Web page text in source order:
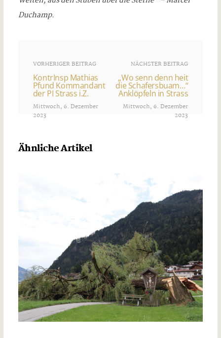
Duchamp.
VORHERIGER BEITRAG
KontrInsp Mathias
Pfund Kommandant
der PI Strass i.Z.
Mittwoch, 6. Dezember
2023
NÄCHSTER BEITRAG
„Wo senn denn heit
die Schafersbuam…“
Anklöpfeln in Strass
Mittwoch, 6. Dezember
2023
Ähnliche Artikel